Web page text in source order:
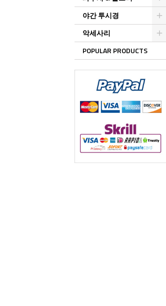
야간 투시경
악세사리
POPULAR PRODUCTS